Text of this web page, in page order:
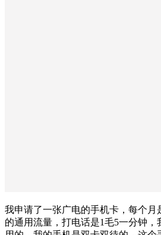
我申请了一张广电的手机卡，每个月
的通用流量，打电话是1毛5一分钟